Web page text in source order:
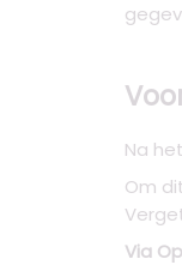
Na
Om
Via